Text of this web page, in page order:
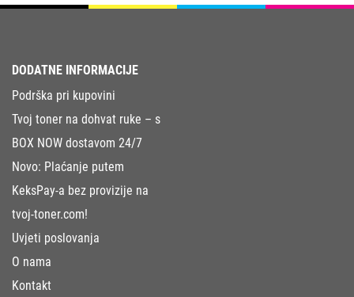
DODATNE INFORMACIJE
Podrška pri kupovini
Tvoj toner na dohvat ruke – s
BOX NOW dostavom 24/7
Novo: Plaćanje putem
KeksPay-a bez provizije na
tvoj-toner.com!
Uvjeti poslovanja
O nama
Kontakt